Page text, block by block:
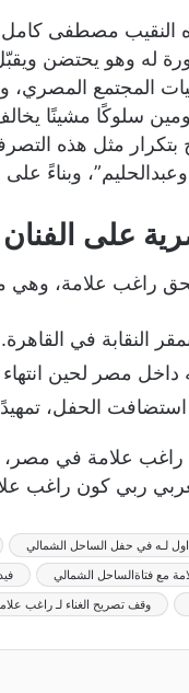
مصطفى كامل،
له وهو يحتضن
المجتمع
سلوكًا مشينًا يخالف
مثل هذه
وبناءً على
على
راغب علامة، وهي
النقابة في القاهرة.
مصر لحين انتهاء
الحفل،
علامة في مصر،
ربي كون راغب
لـه في حفل الساحل الشمالي
مع فتاةالساحل الشمالي
وقف تصريح الغناء لـ راغب